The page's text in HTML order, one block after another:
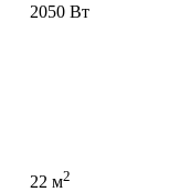
2050 Вт
22 м2